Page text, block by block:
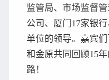
监管局、市场监督
公司、厦门17家银
单位的领导。嘉宾们
和金原共同回顾15
路！